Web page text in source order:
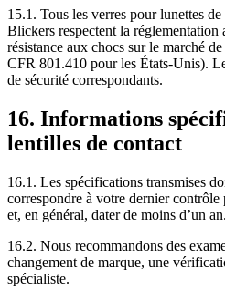
15.1. Tous les verres pour lunettes
Blickers respectent la réglementation
résistance aux chocs sur le marché
CFR 801.410 pour les États-Unis).
de sécurité correspondants.
16. Informations
lentilles de contact
16.1. Les spécifications transmises
correspondre à votre dernier
et, en général, dater de moins d’un an.
16.2. Nous recommandons des
changement de marque, une
spécialiste.